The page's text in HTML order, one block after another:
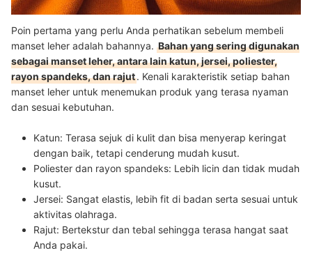
Poin pertama yang perlu Anda perhatikan sebelum membeli
manset leher adalah bahannya. Bahan yang sering digunakan
sebagai manset leher, antara lain katun, jersei, poliester,
rayon spandeks, dan rajut. Kenali karakteristik setiap bahan
manset leher untuk menemukan produk yang terasa nyaman
dan sesuai kebutuhan.
Katun: Terasa sejuk di kulit dan bisa menyerap keringat
dengan baik, tetapi cenderung mudah kusut.
Poliester dan rayon spandeks: Lebih licin dan tidak mudah
kusut.
Jersei: Sangat elastis, lebih fit di badan serta sesuai untuk
aktivitas olahraga.
Rajut: Bertekstur dan tebal sehingga terasa hangat saat
Anda pakai.